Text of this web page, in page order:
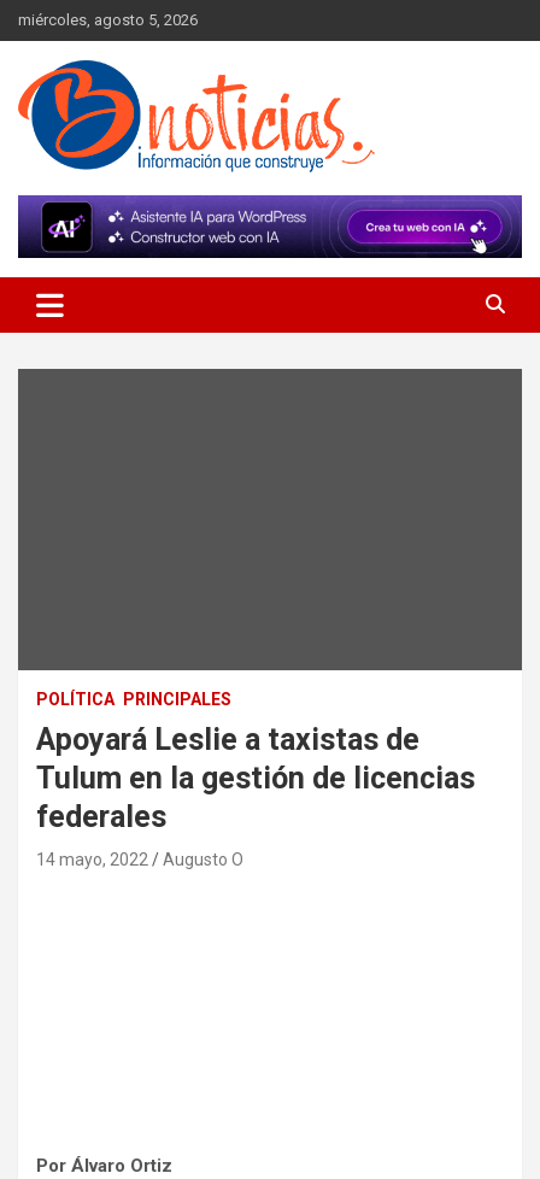
to
content
miércoles, agosto 5, 2026
BNoticias
POLÍTICA PRINCIPALES
Apoyará Leslie a taxistas de
Tulum en la gestión de licencias
federales
14 mayo, 2022 Augusto O
Por Álvaro Ortiz